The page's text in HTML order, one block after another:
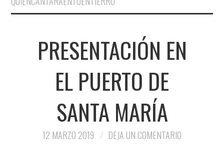
PRESENTACIÓN EN
EL PUERTO DE
SANTA MARÍA
12 MARZO 2019 DEJA UN COMENTARIO